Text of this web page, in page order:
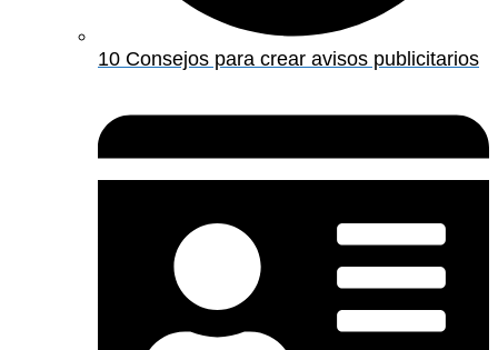
10 Consejos para crear avisos publicitarios